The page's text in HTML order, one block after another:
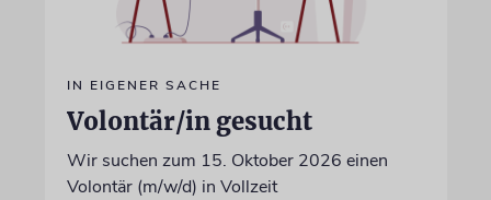
IN EIGENER SACHE
Volontär/in gesucht
Wir suchen zum 15. Oktober 2026 einen
Volontär (m/w/d) in Vollzeit